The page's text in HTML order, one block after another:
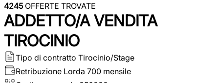
4245OFFERTE TROVATE
ADDETTO/A VENDITA
TIROCINIO
Tipo di contratto Tirocinio/Stage
Retribuzione Lorda 700 mensile